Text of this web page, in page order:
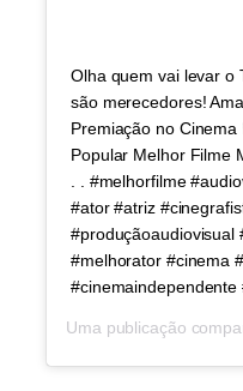
Olha quem vai levar o
são merecedores!
Premiação no Cinema
Popular Melhor Filme
. . #melhorfilme
#ator #atriz
#produçãoaudiovisual
#melhorator #cinema
#cinemaindependente
Uma publicação